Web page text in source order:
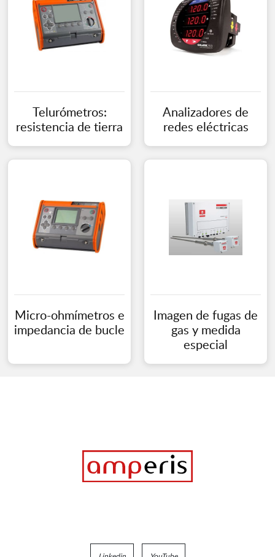
Telurómetros:
resistencia de tierra
Analizadores de
redes eléctricas
Micro-ohmímetros e
impedancia de bucle
Imagen de fugas de
gas y medida
especial